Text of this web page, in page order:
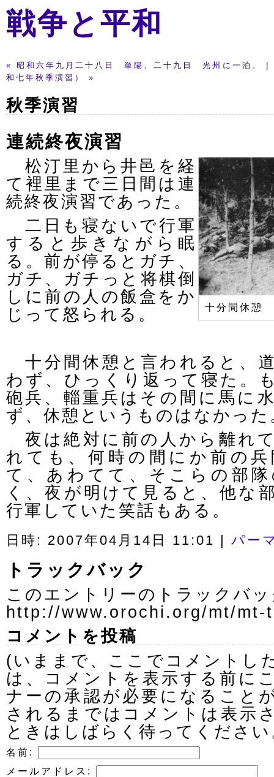
戦争と平和
« 昭和六年九月二十八日 単陽、二十九日 光州に一泊。
和七年秋季演習） »
秋季演習
連続終夜演習
十分間休憩
松汀里から井邑を経
て裡里まで三日間は連
続終夜演習であった。
二日も寝ないで行軍
すると歩きながら眠
る。前が停るとガチ、
ガチ、ガチっと将棋倒
しに前の人の飯盒をか
じって怒られる。
十分間休憩と言われると、
わず、ひっくり返って寝た。
砲兵、輜重兵はその間に馬に
ず、休憩というものはなかった
夜は絶対に前の人から離れ
れても、何時の間にか前の
て、あわてて、そこらの部
く、夜が明けて見ると、他な
行軍していた笑話もある。
日時: 2007年04月14日 11:01 | パー
トラックバック
このエントリーのトラックバ
http://www.orochi.org/mt/mt-
コメントを投稿
(いままで、ここでコメントし
は、コメントを表示する前に
ナーの承認が必要になること
されるまではコメントは表示
ときはしばらく待ってくださ
名前:
メールアドレス: